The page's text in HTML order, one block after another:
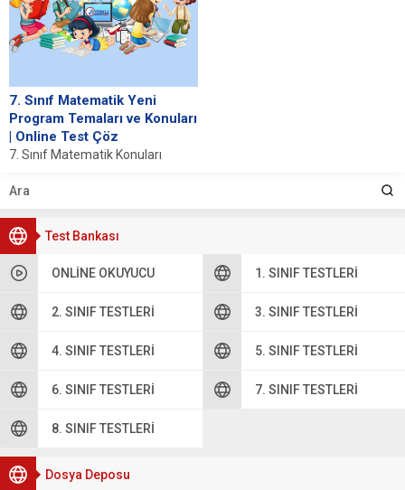
Test Bankası
ONLINE OKUYUCU 1. SINIF TESTLERI
2. SINIF TESTLERI 3. SINIF TESTLERI
4. SINIF TESTLERI 5. SINIF TESTLERI
6. SINIF TESTLERI 7. SINIF TESTLERI
8. SINIF TESTLERI
Dosya Deposu
7. Sınıf Matematik Yeni
Program Temaları ve Konuları
| Online Test Çöz
7. Sınıf Matematik Konuları
2.Tema: İşlemlerle Cebirsel
Düşünme Ve Değişimler 3....